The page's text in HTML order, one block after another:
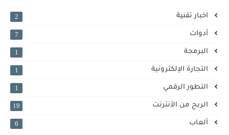
اخبار تقنية
أدوات
البرمجة
التجارة الإلكترونية
التطور الرقمي
الربح من الأنترنت
ألعاب